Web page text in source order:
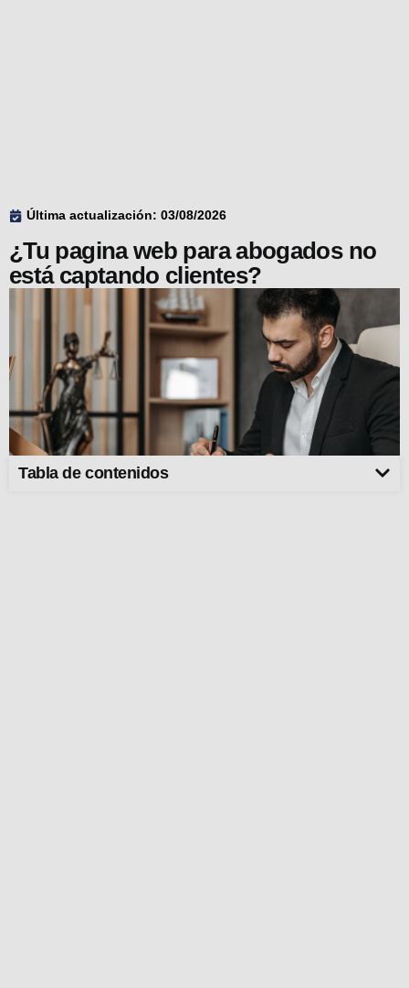
Última actualización: 03/08/2026
¿Tu pagina web para abogados no
está captando clientes?
Tabla de contenidos